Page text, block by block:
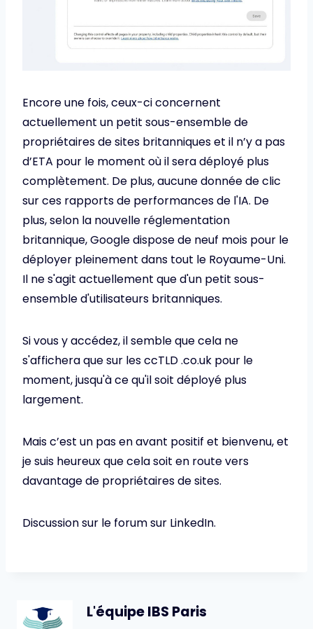
Encore une fois, ceux-ci concernent
actuellement un petit sous-ensemble de
propriétaires de sites britanniques et il n’y a pas
d’ETA pour le moment où il sera déployé plus
complètement. De plus, aucune donnée de clic
sur ces rapports de performances de l'IA. De
plus, selon la nouvelle réglementation
britannique, Google dispose de neuf mois pour le
déployer pleinement dans tout le Royaume-Uni.
Il ne s'agit actuellement que d'un petit sous-
ensemble d'utilisateurs britanniques.
Si vous y accédez, il semble que cela ne
s'affichera que sur les ccTLD .co.uk pour le
moment, jusqu'à ce qu'il soit déployé plus
largement.
Mais c’est un pas en avant positif et bienvenu, et
je suis heureux que cela soit en route vers
davantage de propriétaires de sites.
Discussion sur le forum sur LinkedIn.
L'équipe IBS Paris